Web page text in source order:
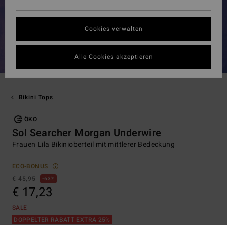
Bikini Tops
ÖKO
Sol Searcher Morgan Underwire
Frauen Lila Bikinioberteil mit mittlerer Bedeckung
ECO-BONUS
€ 45,95
63%
€ 17,23
SALE
DOPPELTER RABATT EXTRA 25%
Cookies verwalten
Alle Cookies akzeptieren